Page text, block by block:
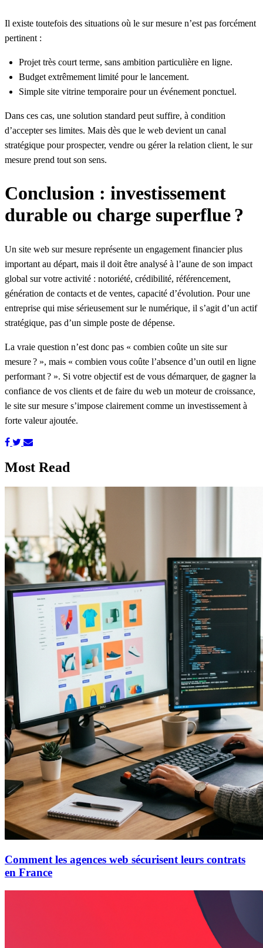
Il existe toutefois des situations où le sur mesure n’est pas forcément
pertinent :
Projet très court terme, sans ambition particulière en ligne.
Budget extrêmement limité pour le lancement.
Simple site vitrine temporaire pour un événement ponctuel.
Dans ces cas, une solution standard peut suffire, à condition
d’accepter ses limites. Mais dès que le web devient un canal
stratégique pour prospecter, vendre ou gérer la relation client, le sur
mesure prend tout son sens.
Conclusion : investissement
durable ou charge superflue ?
Un site web sur mesure représente un engagement financier plus
important au départ, mais il doit être analysé à l’aune de son impact
global sur votre activité : notoriété, crédibilité, référencement,
génération de contacts et de ventes, capacité d’évolution. Pour une
entreprise qui mise sérieusement sur le numérique, il s’agit d’un actif
stratégique, pas d’un simple poste de dépense.
La vraie question n’est donc pas « combien coûte un site sur
mesure ? », mais « combien vous coûte l’absence d’un outil en ligne
performant ? ». Si votre objectif est de vous démarquer, de gagner la
confiance de vos clients et de faire du web un moteur de croissance,
le site sur mesure s’impose clairement comme un investissement à
forte valeur ajoutée.
Most Read
Comment les agences web sécurisent leurs contrats
en France